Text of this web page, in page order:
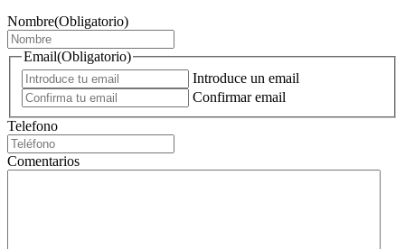
Nombre(Obligatorio)
Email(Obligatorio)
Introduce un email
Confirmar email
Telefono
Comentarios